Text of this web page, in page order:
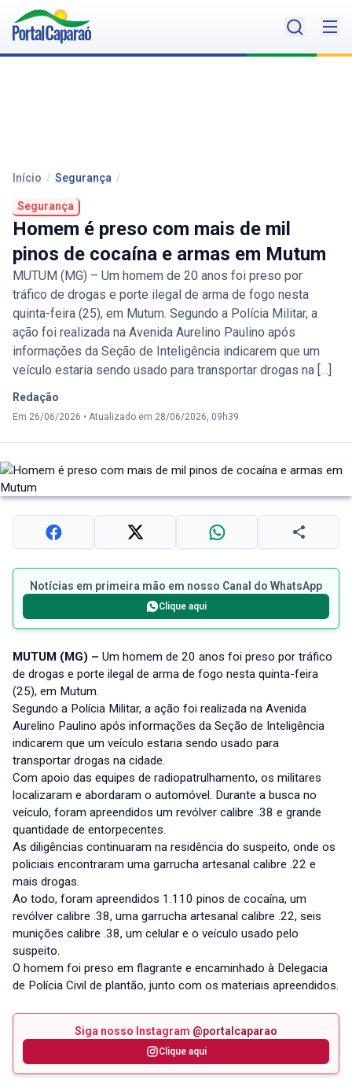
Início / Segurança /
Segurança
Homem é preso com mais de mil
pinos de cocaína e armas em Mutum
MUTUM (MG) – Um homem de 20 anos foi preso por
tráfico de drogas e porte ilegal de arma de fogo nesta
quinta-feira (25), em Mutum. Segundo a Polícia Militar, a
ação foi realizada na Avenida Aurelino Paulino após
informações da Seção de Inteligência indicarem que um
veículo estaria sendo usado para transportar drogas na […]
Redação
Em 26/06/2026 • Atualizado em 28/06/2026, 09h39
Notícias em primeira mão em nosso Canal do WhatsApp
Clique aqui
MUTUM (MG) – Um homem de 20 anos foi preso por tráfico
de drogas e porte ilegal de arma de fogo nesta quinta-feira
(25), em Mutum.
Segundo a Polícia Militar, a ação foi realizada na Avenida
Aurelino Paulino após informações da Seção de Inteligência
indicarem que um veículo estaria sendo usado para
transportar drogas na cidade.
Com apoio das equipes de radiopatrulhamento, os militares
localizaram e abordaram o automóvel. Durante a busca no
veículo, foram apreendidos um revólver calibre .38 e grande
quantidade de entorpecentes.
As diligências continuaram na residência do suspeito, onde os
policiais encontraram uma garrucha artesanal calibre .22 e
mais drogas.
Ao todo, foram apreendidos 1.110 pinos de cocaína, um
revólver calibre .38, uma garrucha artesanal calibre .22, seis
munições calibre .38, um celular e o veículo usado pelo
suspeito.
O homem foi preso em flagrante e encaminhado à Delegacia
de Polícia Civil de plantão, junto com os materiais apreendidos.
Siga nosso Instagram @portalcaparao
Clique aqui